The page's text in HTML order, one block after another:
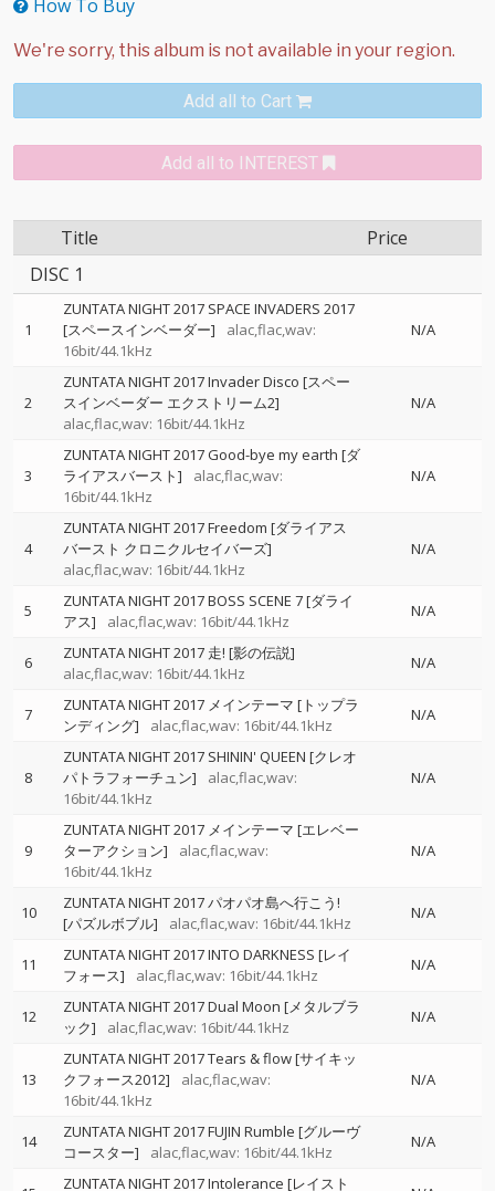
How To Buy
Add all to Cart
Add all to INTEREST
Title
Price
DISC 1
1
ZUNTATA NIGHT 2017 SPACE INVADERS 2017
[スペースインベーダー]
alac,flac,wav:
16bit/44.1kHz
N/A
2
ZUNTATA NIGHT 2017 Invader Disco [スペー
スインベーダー エクストリーム2]
alac,flac,wav: 16bit/44.1kHz
N/A
3
ZUNTATA NIGHT 2017 Good-bye my earth [ダ
ライアスバースト]
alac,flac,wav:
16bit/44.1kHz
N/A
4
ZUNTATA NIGHT 2017 Freedom [ダライアス
バースト クロニクルセイバーズ]
alac,flac,wav: 16bit/44.1kHz
N/A
5
ZUNTATA NIGHT 2017 BOSS SCENE 7 [ダライ
アス]
alac,flac,wav: 16bit/44.1kHz
N/A
6
ZUNTATA NIGHT 2017 走! [影の伝説]
alac,flac,wav: 16bit/44.1kHz
N/A
7
ZUNTATA NIGHT 2017 メインテーマ [トップラ
ンディング]
alac,flac,wav: 16bit/44.1kHz
N/A
8
ZUNTATA NIGHT 2017 SHININ' QUEEN [クレオ
パトラフォーチュン]
alac,flac,wav:
16bit/44.1kHz
N/A
9
ZUNTATA NIGHT 2017 メインテーマ [エレベー
ターアクション]
alac,flac,wav:
16bit/44.1kHz
N/A
10
ZUNTATA NIGHT 2017 パオパオ島へ行こう!
[パズルボブル]
alac,flac,wav: 16bit/44.1kHz
N/A
11
ZUNTATA NIGHT 2017 INTO DARKNESS [レイ
フォース]
alac,flac,wav: 16bit/44.1kHz
N/A
12
ZUNTATA NIGHT 2017 Dual Moon [メタルブラ
ック]
alac,flac,wav: 16bit/44.1kHz
N/A
13
ZUNTATA NIGHT 2017 Tears & flow [サイキッ
クフォース2012]
alac,flac,wav:
16bit/44.1kHz
N/A
14
ZUNTATA NIGHT 2017 FUJIN Rumble [グルーヴ
コースター]
alac,flac,wav: 16bit/44.1kHz
N/A
ZUNTATA NIGHT 2017 Intolerance [レイスト